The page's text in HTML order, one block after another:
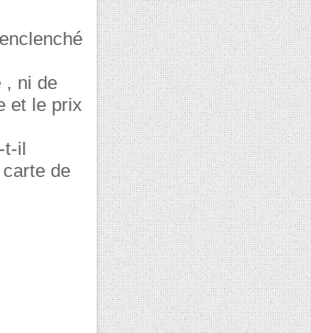
, ni de
et le prix
t-il
de